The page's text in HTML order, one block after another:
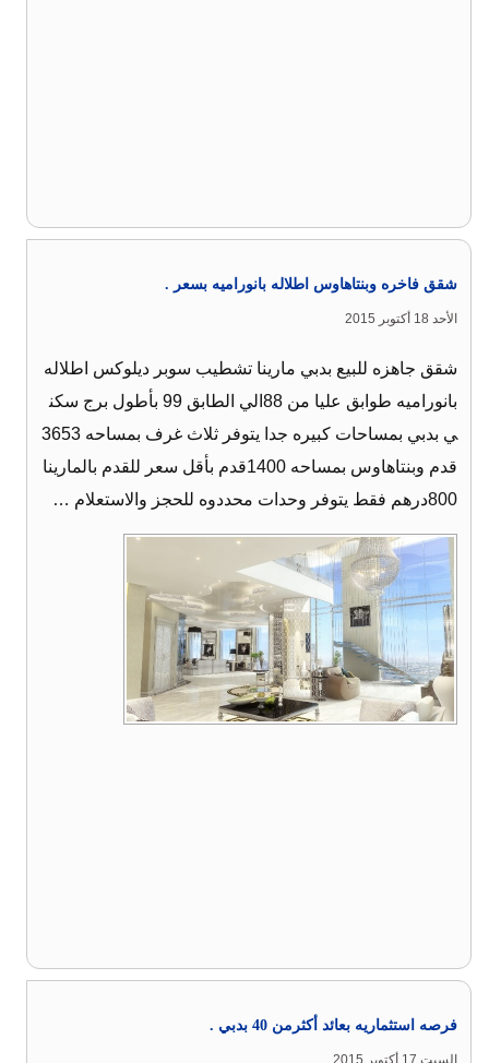
شقق فاخره وبنتاهاوس اطلاله بانوراميه بسعر .
الأحد 18 أكتوبر 2015
شقق جاهزه للبيع بدبي مارينا تشطيب سوبر ديلوكس اطلاله
بانوراميه طوابق عليا من 88الي الطابق 99 بأطول برج سكن
ي بدبي بمساحات كبيره جدا يتوفر ثلاث غرف بمساحه 3653
قدم وبنتاهاوس بمساحه 1400قدم بأقل سعر للقدم بالمارينا
800درهم فقط يتوفر وحدات محددوه للحجز والاستعلام …
فرصه استثماريه بعائد أكثرمن 40 بدبي .